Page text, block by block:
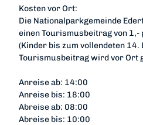
Kosten vor Ort:
Die Nationalparkgemeinde
einen Tourismusbeitrag von 1,-
(Kinder bis zum vollendeten
Tourismusbeitrag wird vor Ort
Anreise ab: 14:00
Anreise bis: 18:00
Abreise ab: 08:00
Abreise bis: 10:00